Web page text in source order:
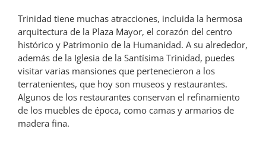
Trinidad tiene muchas atracciones, incluida la hermosa
arquitectura de la Plaza Mayor, el corazón del centro
histórico y Patrimonio de la Humanidad. A su alrededor,
además de la Iglesia de la Santísima Trinidad, puedes
visitar varias mansiones que pertenecieron a los
terratenientes, que hoy son museos y restaurantes.
Algunos de los restaurantes conservan el refinamiento
de los muebles de época, como camas y armarios de
madera fina.